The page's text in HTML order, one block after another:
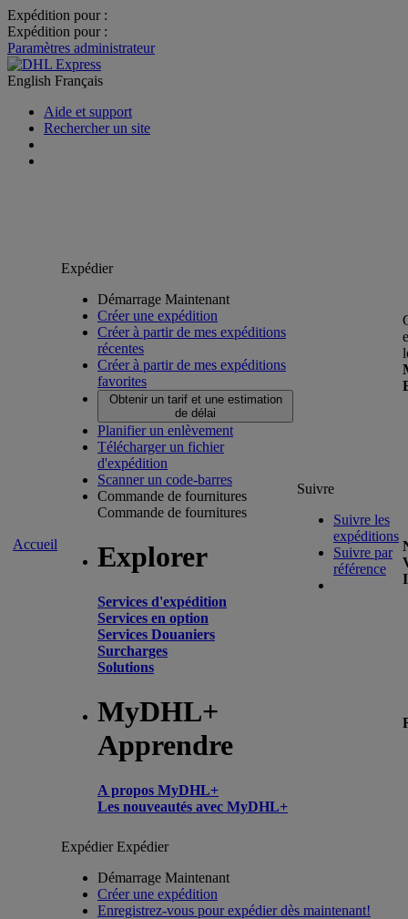
Expédition pour :
Expédition pour :
Paramètres administrateur
English Français
Aide et support
Rechercher un site
Accueil
Expédier
Démarrage Maintenant
Créer une expédition
Créer à partir de mes expéditions
récentes
Créer à partir de mes expéditions
favorites
Obtenir un tarif et une estimation
de délai
Planifier un enlèvement
Télécharger un fichier
d'expédition
Scanner un code-barres
Commande de fournitures
Commande de fournitures
Explorer
Services d'expédition
Services en option
Services Douaniers
Surcharges
Solutions
MyDHL+
Apprendre
A propos MyDHL+
Les nouveautés avec MyDHL+
Suivre
Suivre les
expéditions
Suivre par
référence
ExpédierExpédier
Démarrage Maintenant
Créer une expédition
Enregistrez-vous pour expédier dès maintenant!